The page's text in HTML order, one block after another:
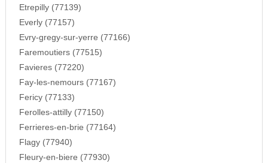
Etrepilly (77139)
Everly (77157)
Evry-gregy-sur-yerre (77166)
Faremoutiers (77515)
Favieres (77220)
Fay-les-nemours (77167)
Fericy (77133)
Ferolles-attilly (77150)
Ferrieres-en-brie (77164)
Flagy (77940)
Fleury-en-biere (77930)